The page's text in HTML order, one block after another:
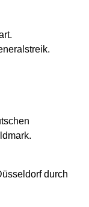
durch